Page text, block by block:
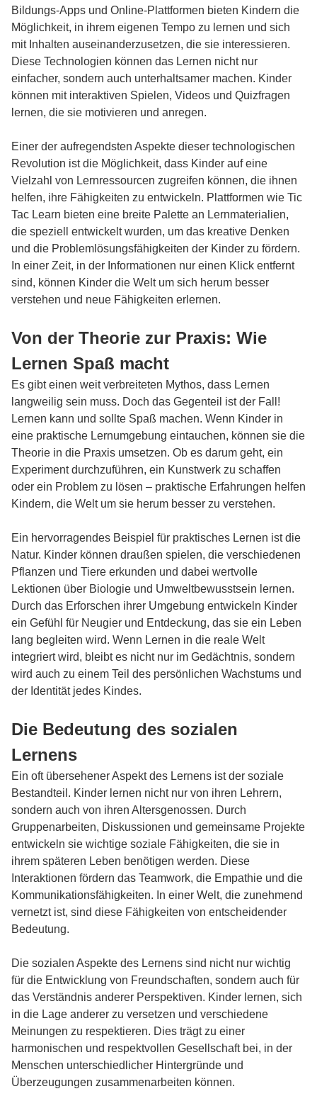
Bildungs-Apps und Online-Plattformen bieten Kindern die
Möglichkeit, in ihrem eigenen Tempo zu lernen und sich
mit Inhalten auseinanderzusetzen, die sie interessieren.
Diese Technologien können das Lernen nicht nur
einfacher, sondern auch unterhaltsamer machen. Kinder
können mit interaktiven Spielen, Videos und Quizfragen
lernen, die sie motivieren und anregen.
Einer der aufregendsten Aspekte dieser technologischen
Revolution ist die Möglichkeit, dass Kinder auf eine
Vielzahl von Lernressourcen zugreifen können, die ihnen
helfen, ihre Fähigkeiten zu entwickeln. Plattformen wie Tic
Tac Learn bieten eine breite Palette an Lernmaterialien,
die speziell entwickelt wurden, um das kreative Denken
und die Problemlösungsfähigkeiten der Kinder zu fördern.
In einer Zeit, in der Informationen nur einen Klick entfernt
sind, können Kinder die Welt um sich herum besser
verstehen und neue Fähigkeiten erlernen.
Von der Theorie zur Praxis: Wie
Lernen Spaß macht
Es gibt einen weit verbreiteten Mythos, dass Lernen
langweilig sein muss. Doch das Gegenteil ist der Fall!
Lernen kann und sollte Spaß machen. Wenn Kinder in
eine praktische Lernumgebung eintauchen, können sie die
Theorie in die Praxis umsetzen. Ob es darum geht, ein
Experiment durchzuführen, ein Kunstwerk zu schaffen
oder ein Problem zu lösen – praktische Erfahrungen helfen
Kindern, die Welt um sie herum besser zu verstehen.
Ein hervorragendes Beispiel für praktisches Lernen ist die
Natur. Kinder können draußen spielen, die verschiedenen
Pflanzen und Tiere erkunden und dabei wertvolle
Lektionen über Biologie und Umweltbewusstsein lernen.
Durch das Erforschen ihrer Umgebung entwickeln Kinder
ein Gefühl für Neugier und Entdeckung, das sie ein Leben
lang begleiten wird. Wenn Lernen in die reale Welt
integriert wird, bleibt es nicht nur im Gedächtnis, sondern
wird auch zu einem Teil des persönlichen Wachstums und
der Identität jedes Kindes.
Die Bedeutung des sozialen
Lernens
Ein oft übersehener Aspekt des Lernens ist der soziale
Bestandteil. Kinder lernen nicht nur von ihren Lehrern,
sondern auch von ihren Altersgenossen. Durch
Gruppenarbeiten, Diskussionen und gemeinsame Projekte
entwickeln sie wichtige soziale Fähigkeiten, die sie in
ihrem späteren Leben benötigen werden. Diese
Interaktionen fördern das Teamwork, die Empathie und die
Kommunikationsfähigkeiten. In einer Welt, die zunehmend
vernetzt ist, sind diese Fähigkeiten von entscheidender
Bedeutung.
Die sozialen Aspekte des Lernens sind nicht nur wichtig
für die Entwicklung von Freundschaften, sondern auch für
das Verständnis anderer Perspektiven. Kinder lernen, sich
in die Lage anderer zu versetzen und verschiedene
Meinungen zu respektieren. Dies trägt zu einer
harmonischen und respektvollen Gesellschaft bei, in der
Menschen unterschiedlicher Hintergründe und
Überzeugungen zusammenarbeiten können.